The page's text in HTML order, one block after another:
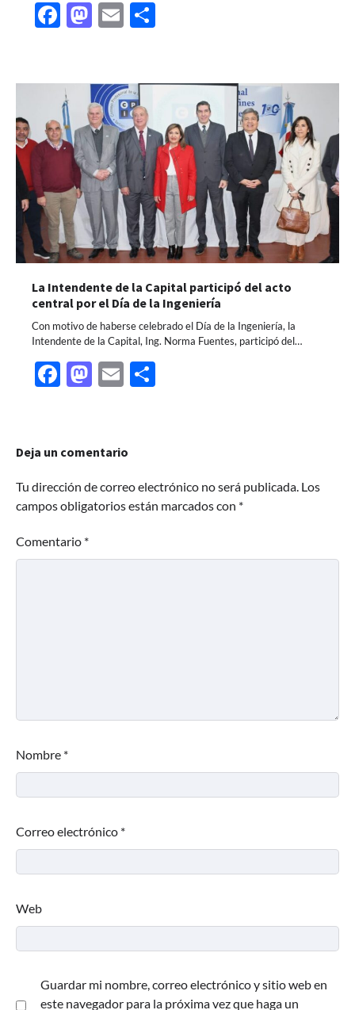
Facebook
Mastodon
Email
La Intendente de la Capital participó del acto
central por el Día de la Ingeniería
Con motivo de haberse celebrado el Día de la Ingeniería, la
Intendente de la Capital, Ing. Norma Fuentes, participó del…
Facebook
Mastodon
Email
Deja un comentario
Tu dirección de correo electrónico no será publicada. Los
campos obligatorios están marcados con *
Comentario *
Nombre *
Correo electrónico *
Web
Guardar mi nombre, correo electrónico y sitio web en
este navegador para la próxima vez que haga un